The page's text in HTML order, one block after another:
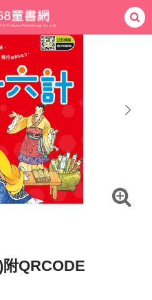
忍者兔 ㄅㄆㄇ學習
拼圖練習本 積木
3D立體書繪本讀本 next
QRCODE